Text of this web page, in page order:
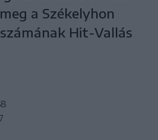
a Székelyhon
Hit-Vallás